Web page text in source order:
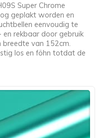
Super Chrome
geplakt worden en
eenvoudig te
en rekbaar door gebruik
breedte van 152cm.
los en föhn totdat de